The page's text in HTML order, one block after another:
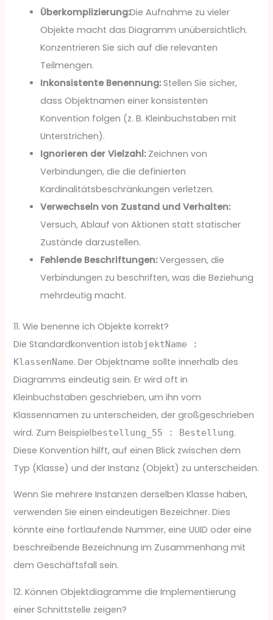
Überkomplizierung:Die Aufnahme zu vieler
Objekte macht das Diagramm unübersichtlich.
Konzentrieren Sie sich auf die relevanten
Teilmengen.
Inkonsistente Benennung:Stellen Sie sicher,
dass Objektnamen einer konsistenten
Konvention folgen (z. B. Kleinbuchstaben mit
Unterstrichen).
Ignorieren der Vielzahl:Zeichnen von
Verbindungen, die die definierten
Kardinalitätsbeschränkungen verletzen.
Verwechseln von Zustand und Verhalten:
Versuch, Ablauf von Aktionen statt statischer
Zustände darzustellen.
Fehlende Beschriftungen:Vergessen, die
Verbindungen zu beschriften, was die Beziehung
mehrdeutig macht.
11. Wie benenne ich Objekte korrekt?
Die Standardkonvention istobjektName :
KlassenName. Der Objektname sollte innerhalb des
Diagramms eindeutig sein. Er wird oft in
Kleinbuchstaben geschrieben, um ihn vom
Klassennamen zu unterscheiden, der großgeschrieben
wird. Zum Beispielbestellung_55 : Bestellung.
Diese Konvention hilft, auf einen Blick zwischen dem
Typ (Klasse) und der Instanz (Objekt) zu unterscheiden.
Wenn Sie mehrere Instanzen derselben Klasse haben,
verwenden Sie einen eindeutigen Bezeichner. Dies
könnte eine fortlaufende Nummer, eine UUID oder eine
beschreibende Bezeichnung im Zusammenhang mit
dem Geschäftsfall sein.
12. Können Objektdiagramme die Implementierung
einer Schnittstelle zeigen?